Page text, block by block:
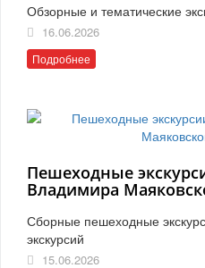
Обзорные и тематические
16.06.2026
Подробнее
Пешеходные
Владимира
Сборные пешеходные
экскурсий
15.06.2026